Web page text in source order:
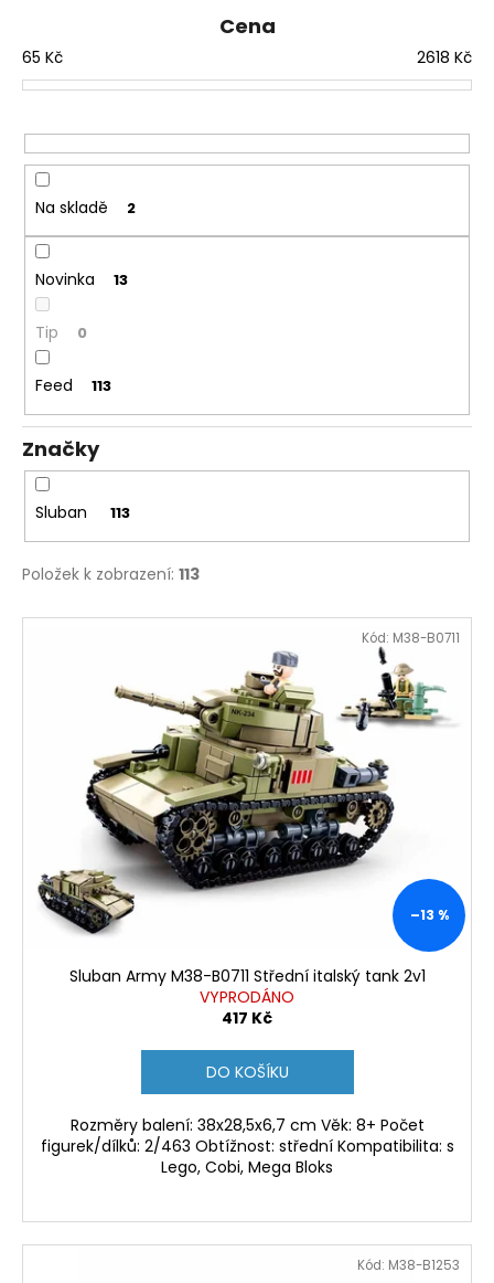
r
o
u
k
ů
Cena
65 Kč 2618 Kč
Na skladě 2
Novinka 13
Tip 0
Feed 113
Značky
Sluban 113
Položek k zobrazení: 113
V
u
–13 %
Sluban Army M38-B0711 Střední italský tank 2v1
VYPRODÁNO
417 Kč
DO KOŠÍKU
Rozměry balení: 38x28,5x6,7 cm Věk: 8+ Počet
figurek/dílků: 2/463 Obtížnost: střední Kompatibilita: s
Lego, Cobi, Mega Bloks
Kód: M38-B0711
Kód: M38-B1253